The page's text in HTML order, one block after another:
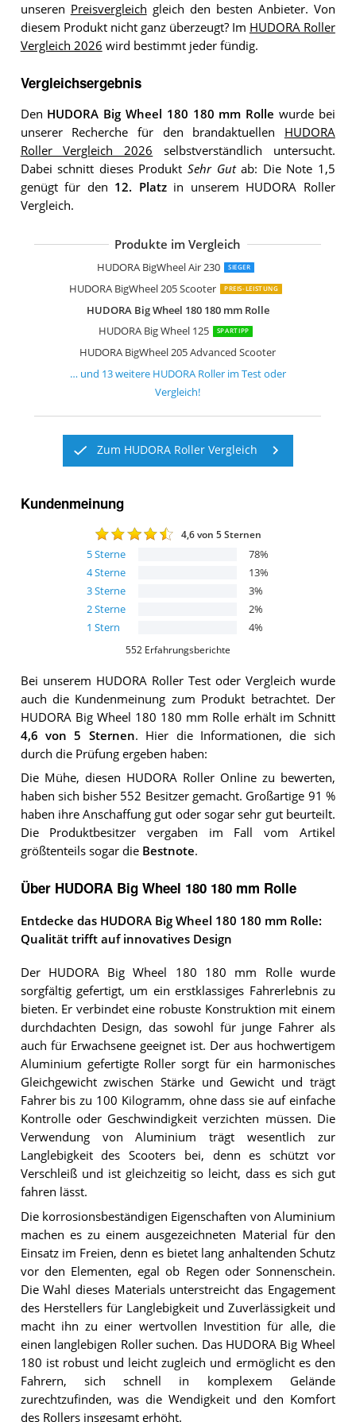
unseren Preisvergleich gleich den besten Anbieter. Von
diesem Produkt nicht ganz überzeugt? Im HUDORA Roller
Vergleich 2026 wird bestimmt jeder fündig.
Vergleichsergebnis
Den HUDORA Big Wheel 180 180 mm Rolle wurde bei
unserer Recherche für den brandaktuellen HUDORA
Roller Vergleich 2026 selbstverständlich untersucht.
Dabei schnitt dieses Produkt Sehr Gutab: Die Note 1,5
genügt für den 12. Platzin unserem HUDORA Roller
Vergleich.
Produkte im Vergleich
HUDORA BigWheel Air 230 SIEGER
HUDORA BigWheel 205 Scooter PREIS-LEISTUNG
HUDORA Big Wheel 180 180 mm Rolle
HUDORA Big Wheel 125
SPARTIPP
HUDORA BigWheel 205 Advanced Scooter
HUDORA Big Wheel 205
HUDORA BigWheel 205 Scooter
HUDORA BigWheel 215 Scooter
HUDORA BigWheel Air
HUDORA Little Big Wheel
HUDORA Little BigWheel Scooter
HUDORA Big Wheel 125
Hudora Hornet Scooter Roller Air 200
HUDORA Scooter Up 145 Junior
… und 13weitere HUDORA Rollerim Test oder
Vergleich!
Zum HUDORA Roller Vergleich
Kundenmeinung
4,6von 5 Sternen
5Sterne 78%
4Sterne 13%
3Sterne 3%
2Sterne 2%
1 Stern 4%
552 Erfahrungsberichte
Bei unserem HUDORA RollerTest oder Vergleich wurde
auch die Kundenmeinung zum Produkt betrachtet. Der
HUDORA Big Wheel 180 180 mm Rolle erhält im Schnitt
4,6 von 5 Sternen. Hier die Informationen, die sich
durch die Prüfung ergeben haben:
Die Mühe, diesen HUDORA Roller Online zu bewerten,
haben sich bisher 552 Besitzer gemacht. Großartige 91 %
haben ihre Anschaffung gut oder sogar sehr gut beurteilt.
Die Produktbesitzer vergaben im Fall vom Artikel
größtenteils sogar die Bestnote.
Über HUDORA Big Wheel 180 180 mm Rolle
Entdecke das HUDORA Big Wheel 180 180 mm Rolle:
Qualität trifft auf innovatives Design
Der HUDORA Big Wheel 180 180 mm Rolle wurde
sorgfältig gefertigt, um ein erstklassiges Fahrerlebnis zu
bieten. Er verbindet eine robuste Konstruktion mit einem
durchdachten Design, das sowohl für junge Fahrer als
auch für Erwachsene geeignet ist. Der aus hochwertigem
Aluminium gefertigte Roller sorgt für ein harmonisches
Gleichgewicht zwischen Stärke und Gewicht und trägt
Fahrer bis zu 100 Kilogramm, ohne dass sie auf einfache
Kontrolle oder Geschwindigkeit verzichten müssen. Die
Verwendung von Aluminium trägt wesentlich zur
Langlebigkeit des Scooters bei, denn es schützt vor
Verschleiß und ist gleichzeitig so leicht, dass es sich gut
fahren lässt.
Die korrosionsbeständigen Eigenschaften von Aluminium
machen es zu einem ausgezeichneten Material für den
Einsatz im Freien, denn es bietet lang anhaltenden Schutz
vor den Elementen, egal ob Regen oder Sonnenschein.
Die Wahl dieses Materials unterstreicht das Engagement
des Herstellers für Langlebigkeit und Zuverlässigkeit und
macht ihn zu einer wertvollen Investition für alle, die
einen langlebigen Roller suchen. Das HUDORA Big Wheel
180 ist robust und leicht zugleich und ermöglicht es den
Fahrern, sich schnell in komplexem Gelände
zurechtzufinden, was die Wendigkeit und den Komfort
des Rollers insgesamt erhöht.